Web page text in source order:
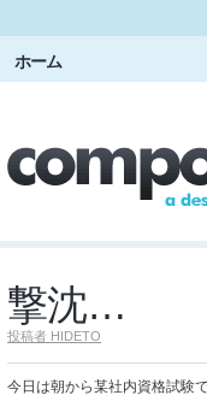
ホーム
撃沈…
投稿者 HIDETO
今日は朝から某社内資格試験